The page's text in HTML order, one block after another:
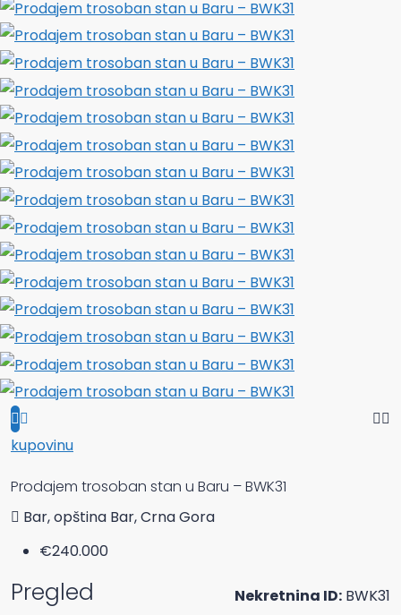
kupovinu
Prodajem trosoban stan u Baru – BWK31
Bar, opština Bar, Crna Gora
€240.000
Pregled Nekretnina ID: BWK31